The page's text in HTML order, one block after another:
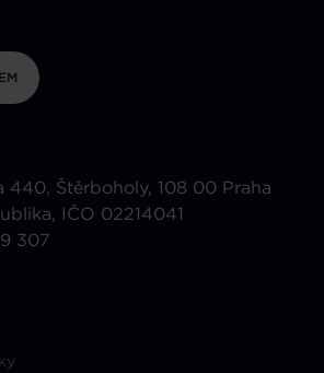
440, Štěrboholy, 108 00 Praha
IČO 02214041
307